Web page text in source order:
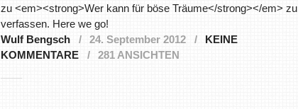
zu <em><strong>Wer kann für böse Träume</strong></em> zu
verfassen. Here we go!
Wulf Bengsch
24. September 2012
KEINE
KOMMENTARE
281 ANSICHTEN